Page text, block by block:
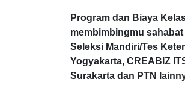
Program dan Biaya
membimbingmu
Seleksi Mandiri/Tes
Yogyakarta, CREABIZ
Surakarta dan PTN